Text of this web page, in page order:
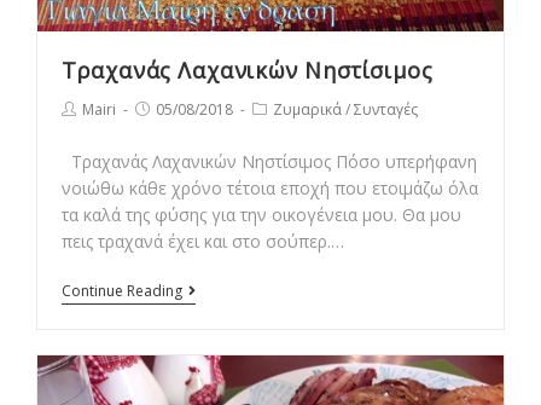
Τραχανάς Λαχανικών Νηστίσιμος
PostMairi
Post05/08/2018
PostΖυμαρικά/Συνταγές
Τραχανάς Λαχανικών Νηστίσιμος Πόσο υπερήφανη
νοιώθω κάθε χρόνο τέτοια εποχή που ετοιμάζω όλα
τα καλά της φύσης για την οικογένεια μου. Θα μου
πεις τραχανά έχει και στο σούπερ.…
Continue Reading Τραχανάς